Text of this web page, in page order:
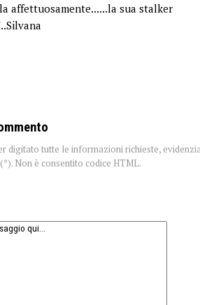
affettuosamente......la sua stalker
digitato tutte le informazioni richieste,
Non è consentito codice HTML.